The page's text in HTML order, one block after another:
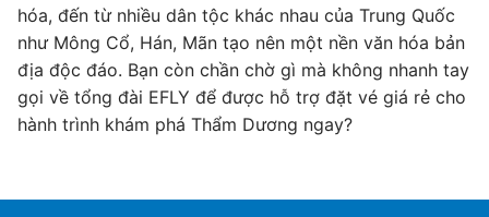
hóa, đến từ nhiều dân tộc khác nhau của Trung Quốc
như Mông Cổ, Hán, Mãn tạo nên một nền văn hóa bản
địa độc đáo. Bạn còn chần chờ gì mà không nhanh tay
gọi về tổng đài EFLY để được hỗ trợ đặt vé giá rẻ cho
hành trình khám phá Thẩm Dương ngay?